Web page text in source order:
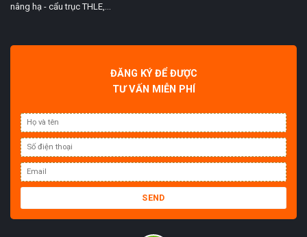
nâng hạ - cẩu trục THLE,...
ĐĂNG KÝ ĐỂ ĐƯỢC
TƯ VẤN MIỄN PHÍ